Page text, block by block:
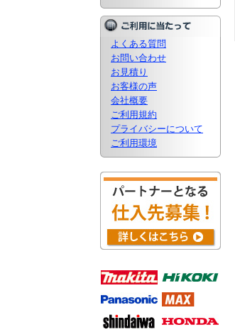
よくある質問
お問い合わせ
お見積り
お客様の声
会社概要
ご利用規約
プライバシーについて
ご利用環境